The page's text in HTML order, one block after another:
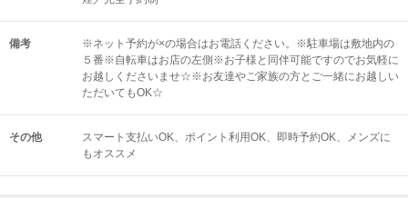
備考
※ネット予約が×の場合はお電話ください。※駐車場は敷地内の
５番※自転車はお店の左側※お子様と同伴可能ですのでお気軽に
お越しくださいませ☆※お友達やご家族の方とご一緒にお越しい
ただいてもOK☆
その他 スマート支払いOK ポイント利用OK 即時予約OK
メンズに
もオススメ